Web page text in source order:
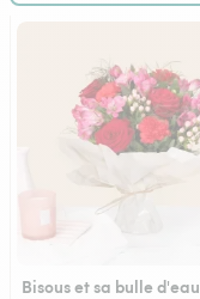
Bisous et sa bulle d'eau